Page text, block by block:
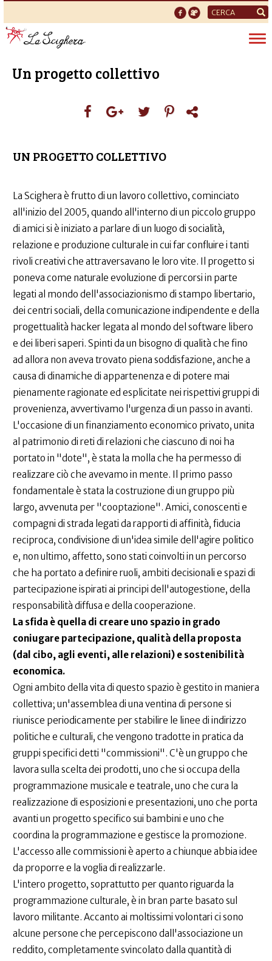
Form
di
ricerca
Un progetto collettivo
UN PROGETTO COLLETTIVO
La Scighera è frutto di un lavoro collettivo, cominciato
all'inizio del 2005, quando all'interno di un piccolo gruppo
di amici si è iniziato a parlare di un luogo di socialità,
relazione e produzione culturale in cui far confluire i tanti
rivoli creativi che attraversavano le loro vite. Il progetto si
poneva come naturale evoluzione di percorsi in parte
legati al mondo dell'associazionismo di stampo libertario,
dei centri sociali, della comunicazione indipendente e della
progettualità hacker legata al mondo del software libero
e dei liberi saperi. Spinti da un bisogno di qualità che fino
ad allora non aveva trovato piena soddisfazione, anche a
causa di dinamiche di appartenenza e di potere mai
pienamente ragionate ed esplicitate nei rispettivi gruppi di
provenienza, avvertivamo l'urgenza di un passo in avanti.
L'occasione di un finanziamento economico privato, unita
al patrimonio di reti di relazioni che ciascuno di noi ha
portato in "dote", è stata la molla che ha permesso di
realizzare ciò che avevamo in mente. Il primo passo
fondamentale è stata la costruzione di un gruppo più
largo, avvenuta per "cooptazione". Amici, conoscenti e
compagni di strada legati da rapporti di affinità, fiducia
reciproca, condivisione di un'idea simile dell'agire politico
e, non ultimo, affetto, sono stati coinvolti in un percorso
che ha portato a definire ruoli, ambiti decisionali e spazi di
partecipazione ispirati ai principi dell'autogestione, della
responsabilità diffusa e della cooperazione.
La sfida è quella di creare uno spazio in grado
coniugare partecipazione, qualità della proposta
(dal cibo, agli eventi, alle relazioni) e sostenibilità
economica.
Ogni ambito della vita di questo spazio è gestito in maniera
collettiva; un'assemblea di una ventina di persone si
riunisce periodicamente per stabilire le linee di indirizzo
politiche e culturali, che vengono tradotte in pratica da
gruppi specifici detti "commissioni". C'è un gruppo che
lavora sulla scelta dei prodotti, uno che si occupa della
programmazione musicale e teatrale, uno che cura la
realizzazione di esposizioni e presentazioni, uno che porta
avanti un progetto specifico sui bambini e uno che
coordina la programmazione e gestisce la promozione.
L'accesso alle commissioni è aperto a chiunque abbia idee
da proporre e la voglia di realizzarle.
L'intero progetto, soprattutto per quanto riguarda la
programmazione culturale, è in bran parte basato sul
lavoro militante. Accanto ai moltissimi volontari ci sono
alcune persone che percepiscono dall'associazione un
reddito, completamente svincolato dalla quantità di